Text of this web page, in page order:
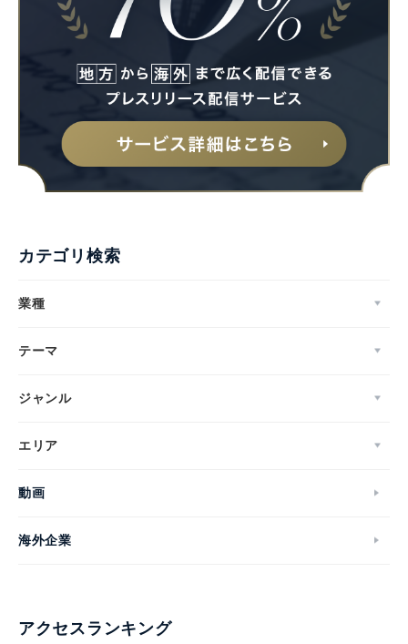
カテゴリ検索
業種
テーマ
ジャンル
エリア
動画
海外企業
アクセスランキング
Japanese
English